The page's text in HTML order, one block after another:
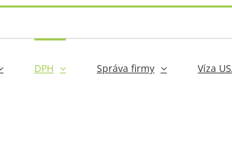
DPH Správa firmy Víza